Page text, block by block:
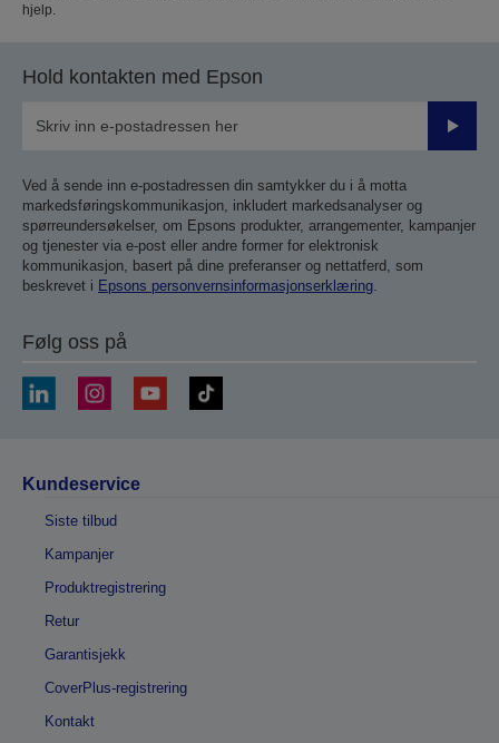
hjelp.
Hold kontakten med Epson
Send
Ved å sende inn e-postadressen din samtykker du i å motta
markedsføringskommunikasjon, inkludert markedsanalyser og
spørreundersøkelser, om Epsons produkter, arrangementer, kampanjer
og tjenester via e-post eller andre former for elektronisk
kommunikasjon, basert på dine preferanser og nettatferd, som
beskrevet i Epsons personvernsinformasjonserklæring
Følg oss på
Kundeservice
Siste tilbud
Kampanjer
Produktregistrering
Retur
Garantisjekk
CoverPlus-registrering
Kontakt